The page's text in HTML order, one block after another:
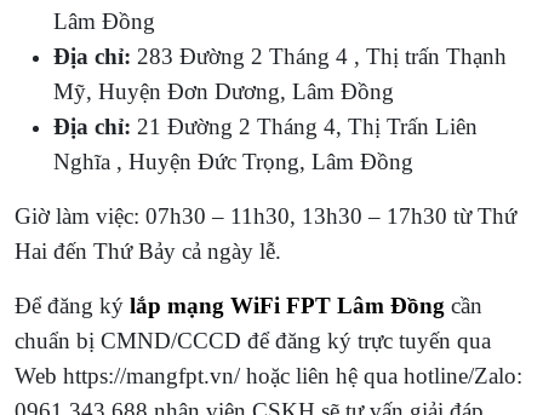
Lâm Đồng
Địa chỉ: 283 Đường 2 Tháng 4 , Thị trấn Thạnh
Mỹ, Huyện Đơn Dương, Lâm Đồng
Địa chỉ: 21 Đường 2 Tháng 4, Thị Trấn Liên
Nghĩa , Huyện Đức Trọng, Lâm Đồng
Giờ làm việc: 07h30 – 11h30, 13h30 – 17h30 từ Thứ
Hai đến Thứ Bảy cả ngày lễ.
Để đăng ký lắp mạng WiFi FPT Lâm Đồng cần
chuẩn bị CMND/CCCD để đăng ký trực tuyến qua
Web https://mangfpt.vn/ hoặc liên hệ qua hotline/Zalo: